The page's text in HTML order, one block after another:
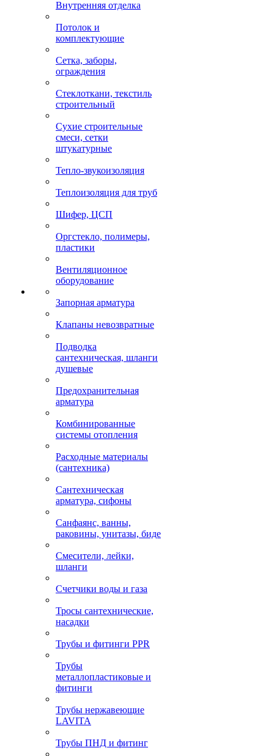
Внутренняя отделка
Потолок и
комплектующие
Сетка, заборы,
ограждения
Стеклоткани, текстиль
строительный
Сухие строительные
смеси, сетки
штукатурные
Тепло-звукоизоляция
Теплоизоляция для труб
Шифер, ЦСП
Оргстекло, полимеры,
пластики
Вентиляционное
оборудование
Запорная арматура
Клапаны невозвратные
Подводка
сантехническая, шланги
душевые
Предохранительная
арматура
Комбинированные
системы отопления
Расходные материалы
(сантехника)
Сантехническая
арматура, сифоны
Санфаянс, ванны,
раковины, унитазы, биде
Смесители, лейки,
шланги
Счетчики воды и газа
Тросы сантехнические,
насадки
Трубы и фитинги PPR
Трубы
металлопластиковые и
фитинги
Трубы нержавеющие
LAVITA
Трубы ПНД и фитинг